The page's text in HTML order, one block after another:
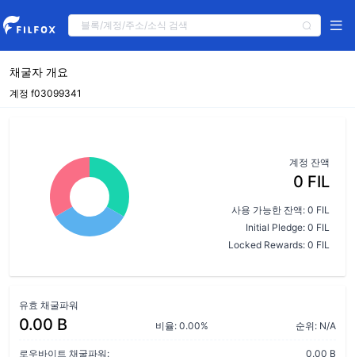
채굴자 개요
계정 f03099341
계정 잔액
0 FIL
사용 가능한 잔액: 0 FIL
Initial Pledge: 0 FIL
Locked Rewards: 0 FIL
유효 채굴파워
0.00 B 비율: 0.00% 순위: N/A
로우바이트 채굴파워:
0.00 B